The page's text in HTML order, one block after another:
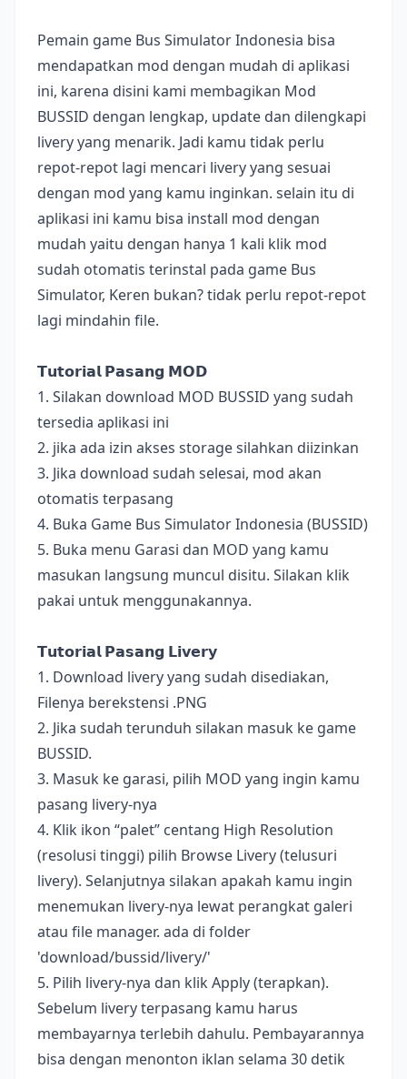
Pemain game Bus Simulator Indonesia bisa
mendapatkan mod dengan mudah di aplikasi
ini, karena disini kami membagikan Mod
BUSSID dengan lengkap, update dan dilengkapi
livery yang menarik. Jadi kamu tidak perlu
repot-repot lagi mencari livery yang sesuai
dengan mod yang kamu inginkan. selain itu di
aplikasi ini kamu bisa install mod dengan
mudah yaitu dengan hanya 1 kali klik mod
sudah otomatis terinstal pada game Bus
Simulator, Keren bukan? tidak perlu repot-repot
lagi mindahin file.
𝗧𝘂𝘁𝗼𝗿𝗶𝗮𝗹 𝗣𝗮𝘀𝗮𝗻𝗴 𝗠𝗢𝗗
1. Silakan download MOD BUSSID yang sudah
tersedia aplikasi ini
2. jika ada izin akses storage silahkan diizinkan
3. Jika download sudah selesai, mod akan
otomatis terpasang
4. Buka Game Bus Simulator Indonesia (BUSSID)
5. Buka menu Garasi dan MOD yang kamu
masukan langsung muncul disitu. Silakan klik
pakai untuk menggunakannya.
𝗧𝘂𝘁𝗼𝗿𝗶𝗮𝗹 𝗣𝗮𝘀𝗮𝗻𝗴 𝗟𝗶𝘃𝗲𝗿𝘆
1. Download livery yang sudah disediakan,
Filenya berekstensi .PNG
2. Jika sudah terunduh silakan masuk ke game
BUSSID.
3. Masuk ke garasi, pilih MOD yang ingin kamu
pasang livery-nya
4. Klik ikon “palet” centang High Resolution
(resolusi tinggi) pilih Browse Livery (telusuri
livery). Selanjutnya silakan apakah kamu ingin
menemukan livery-nya lewat perangkat galeri
atau file manager. ada di folder
'download/bussid/livery/'
5. Pilih livery-nya dan klik Apply (terapkan).
Sebelum livery terpasang kamu harus
membayarnya terlebih dahulu. Pembayarannya
bisa dengan menonton iklan selama 30 detik